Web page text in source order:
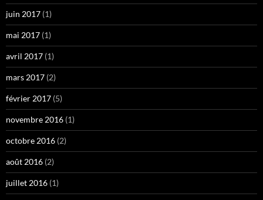
juin 2017 (1)
mai 2017 (1)
avril 2017 (1)
mars 2017 (2)
février 2017 (5)
novembre 2016 (1)
octobre 2016 (2)
août 2016 (2)
juillet 2016 (1)